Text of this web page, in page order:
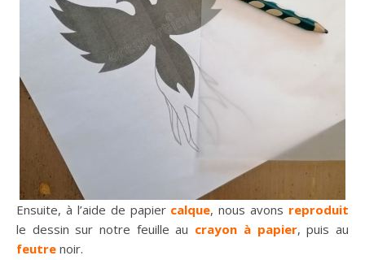
Ensuite, à l’aide de papier calque, nous avons reproduit
le dessin sur notre feuille au crayon à papier, puis au
feutre noir.